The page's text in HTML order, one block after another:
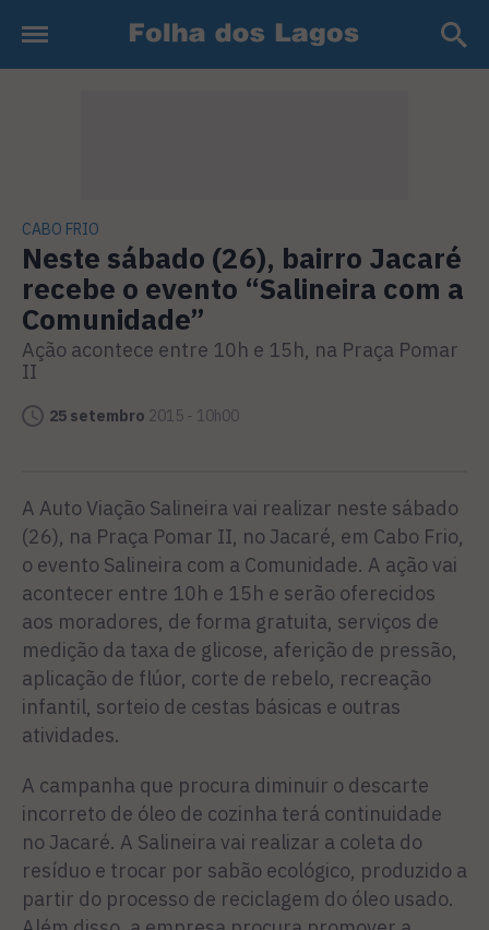
CABO FRIO
Neste sábado (26), bairro Jacaré
recebe o evento “Salineira com a
Comunidade”
Ação acontece entre 10h e 15h, na Praça Pomar
II
25 setembro 2015 - 10h00
A Auto Viação Salineira vai realizar neste sábado
(26), na Praça Pomar II, no Jacaré, em Cabo Frio,
o evento Salineira com a Comunidade. A ação vai
acontecer entre 10h e 15h e serão oferecidos
aos moradores, de forma gratuita, serviços de
medição da taxa de glicose, aferição de pressão,
aplicação de flúor, corte de rebelo, recreação
infantil, sorteio de cestas básicas e outras
atividades.
A campanha que procura diminuir o descarte
incorreto de óleo de cozinha terá continuidade
no Jacaré. A Salineira vai realizar a coleta do
resíduo e trocar por sabão ecológico, produzido a
partir do processo de reciclagem do óleo usado.